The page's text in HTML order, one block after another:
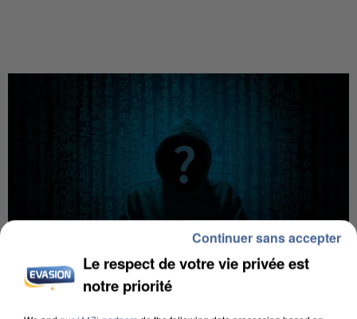
Le respect de votre vie privée est
notre priorité
Continuer sans accepter